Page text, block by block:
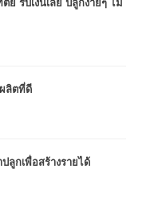
ลิตที่ดี
กเพื่อสร้างรายได้